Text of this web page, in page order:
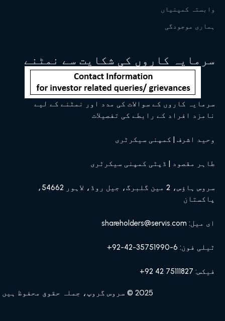
وابستہ کمپنیاں
ہماری موجودگی
سرمایہ کاروں کی شکایت سے نمٹنے
سرمایہ کاروں کے سوالات کی مدد اور نمٹنے کے لیے
نامزد افراد کے رابطے کی تفصیلات
وحید اشرف | کمپنی سیکرٹری
طاہر مقصود | ڈپٹی کمپنی سیکرٹری
سروس ہاؤس، 2 مین گلبرگ، جیل روڈ، لاہور 54662،
پاکستان
ای میل: shareholders@servis.com
ٹیلی فون: 6-35751990-42-92+
فیکس: 75111827 42 92+
2025 © سروس گروپ، جملہ حقوق محفوظ ہیں